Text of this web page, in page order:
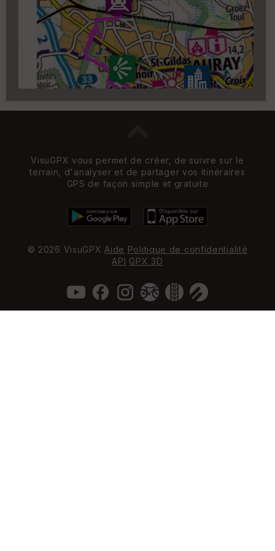
Carroyage UTM
(1km à partir du niveau de
zoom 14)
VisuGPX vous permet de créer, de suivre sur le
terrain, d'analyser et de partager vos itinéraires
GPS de façon simple et gratuite
© 2026 VisuGPX Aide Politique de confidentialité
API GPX 3D